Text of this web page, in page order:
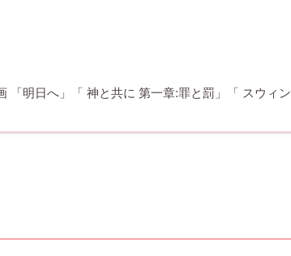
「明日へ」「 神と共に 第一章:罪と罰」「 スウィ